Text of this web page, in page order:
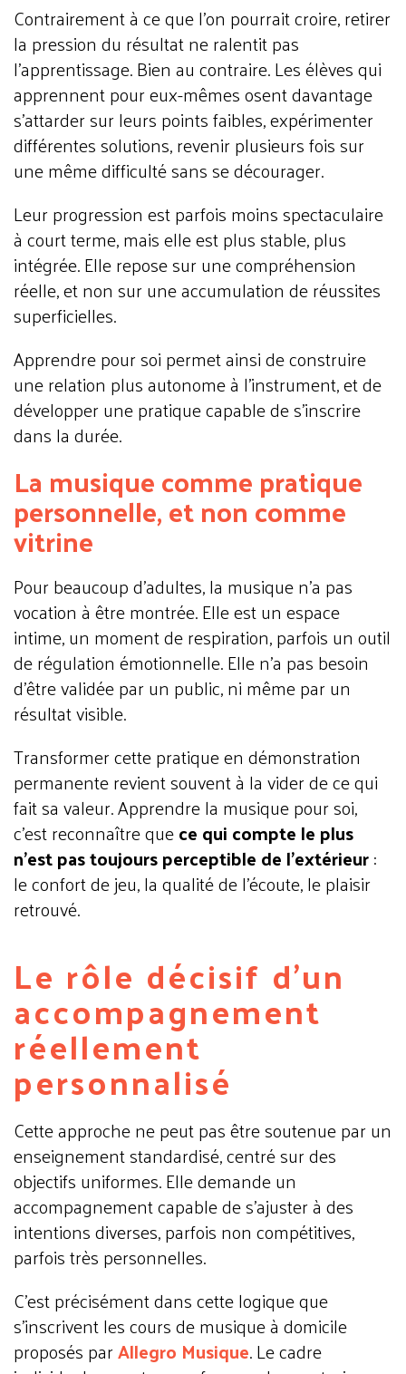
Contrairement à ce que l’on pourrait croire, retirer
la pression du résultat ne ralentit pas
l’apprentissage. Bien au contraire. Les élèves qui
apprennent pour eux-mêmes osent davantage
s’attarder sur leurs points faibles, expérimenter
différentes solutions, revenir plusieurs fois sur
une même difficulté sans se décourager.
Leur progression est parfois moins spectaculaire
à court terme, mais elle est plus stable, plus
intégrée. Elle repose sur une compréhension
réelle, et non sur une accumulation de réussites
superficielles.
Apprendre pour soi permet ainsi de construire
une relation plus autonome à l’instrument, et de
développer une pratique capable de s’inscrire
dans la durée.
La musique comme pratique
personnelle, et non comme
vitrine
Pour beaucoup d’adultes, la musique n’a pas
vocation à être montrée. Elle est un espace
intime, un moment de respiration, parfois un outil
de régulation émotionnelle. Elle n’a pas besoin
d’être validée par un public, ni même par un
résultat visible.
Transformer cette pratique en démonstration
permanente revient souvent à la vider de ce qui
fait sa valeur. Apprendre la musique pour soi,
c’est reconnaître quece qui compte le plus
n’est pas toujours perceptible de l’extérieur:
le confort de jeu, la qualité de l’écoute, le plaisir
retrouvé.
Le rôle décisif d’un
accompagnement
réellement
personnalisé
Cette approche ne peut pas être soutenue par un
enseignement standardisé, centré sur des
objectifs uniformes. Elle demande un
accompagnement capable de s’ajuster à des
intentions diverses, parfois non compétitives,
parfois très personnelles.
C’est précisément dans cette logique que
s’inscrivent les cours de musique à domicile
proposés parAllegro Musique. Le cadre